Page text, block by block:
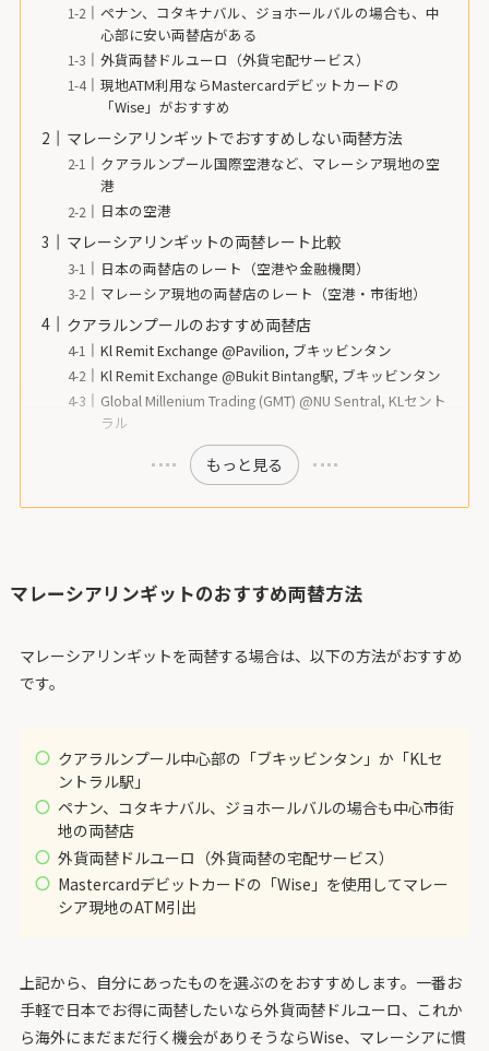
ペナン、コタキナバル、ジョホールバルの場合も、中
心部に安い両替店がある
外貨両替ドルユーロ（外貨宅配サービス）
現地ATM利用ならMastercardデビットカードの
「Wise」がおすすめ
マレーシアリンギットでおすすめしない両替方法
クアラルンプール国際空港など、マレーシア現地の空
港
日本の空港
マレーシアリンギットの両替レート比較
日本の両替店のレート（空港や金融機関）
マレーシア現地の両替店のレート（空港・市街地）
クアラルンプールのおすすめ両替店
Kl Remit Exchange @Pavilion, ブキッビンタン
Kl Remit Exchange @Bukit Bintang駅, ブキッビンタン
Global Millenium Trading (GMT) @NU Sentral, KLセント
ラル
もっと見る
マレーシアリンギットのおすすめ両替方法
マレーシアリンギットを両替する場合は、以下の方法がおすすめ
です。
クアラルンプール中心部の「ブキッビンタン」か「KLセ
ントラル駅」
ペナン、コタキナバル、ジョホールバルの場合も中心市街
地の両替店
外貨両替ドルユーロ（外貨両替の宅配サービス）
Mastercardデビットカードの「Wise」を使用してマレー
シア現地のATM引出
上記から、自分にあったものを選ぶのをおすすめします。一番お
手軽で日本でお得に両替したいなら外貨両替ドルユーロ、これか
ら海外にまだまだ行く機会がありそうならWise、マレーシアに慣